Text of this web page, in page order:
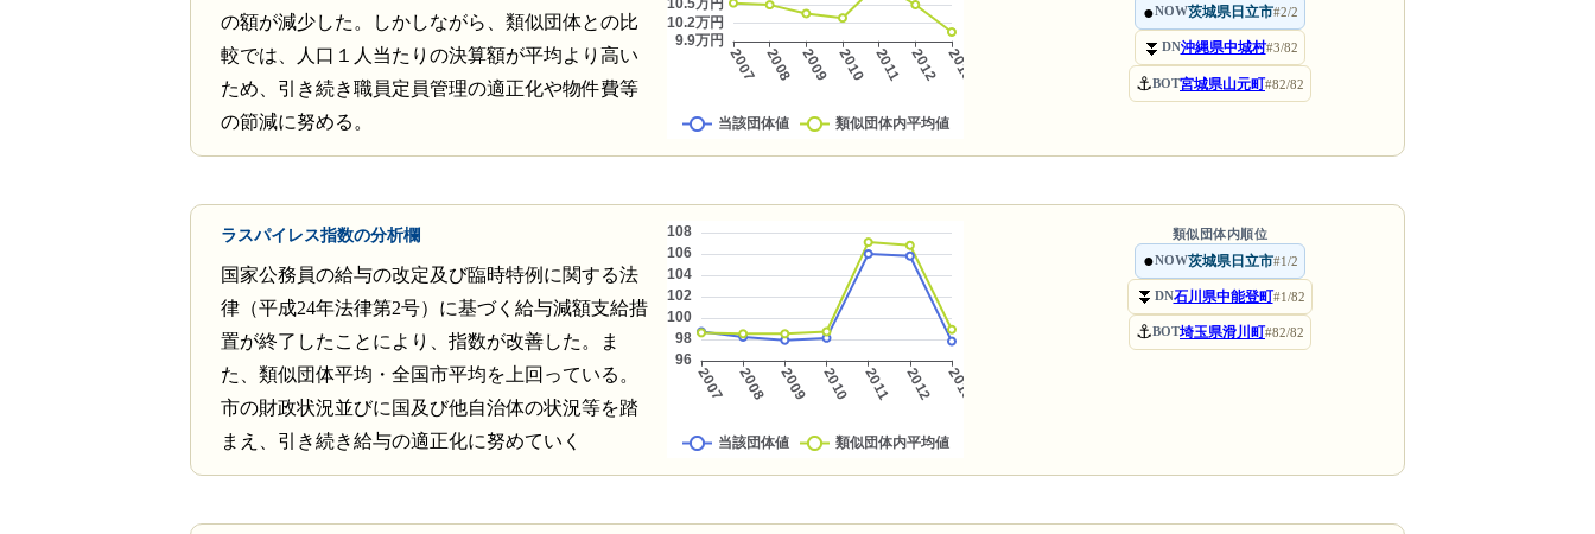
の額が減少した。しかしながら、類似団体との比
較では、人口１人当たりの決算額が平均より高い
ため、引き続き職員定員管理の適正化や物件費等
の節減に努める。
●NOW茨城県日立市#2/2
⏬ DN沖縄県中城村#3/82
⚓BOT宮城県山元町#82/82
ラスパイレス指数の分析欄
国家公務員の給与の改定及び臨時特例に関する法
律（平成24年法律第2号）に基づく給与減額支給措
置が終了したことにより、指数が改善した。ま
た、類似団体平均・全国市平均を上回っている。
市の財政状況並びに国及び他自治体の状況等を踏
まえ、引き続き給与の適正化に努めていく
類似団体内順位
●NOW茨城県日立市#1/2
⏬ DN石川県中能登町#1/82
⚓BOT埼玉県滑川町#82/82